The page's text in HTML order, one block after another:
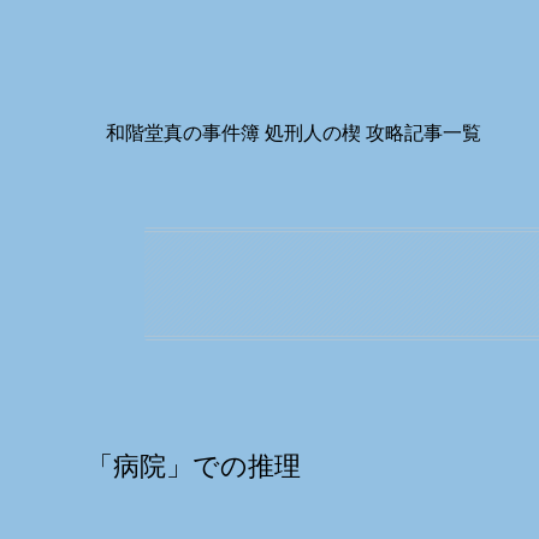
和階堂真の事件簿 処刑人の楔 攻略記事一覧
「病院 」での推理